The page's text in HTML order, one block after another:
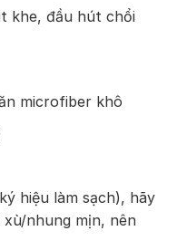
khe, đầu hút chổi
microfiber khô
hiệu làm sạch), hãy
nhung mịn, nên